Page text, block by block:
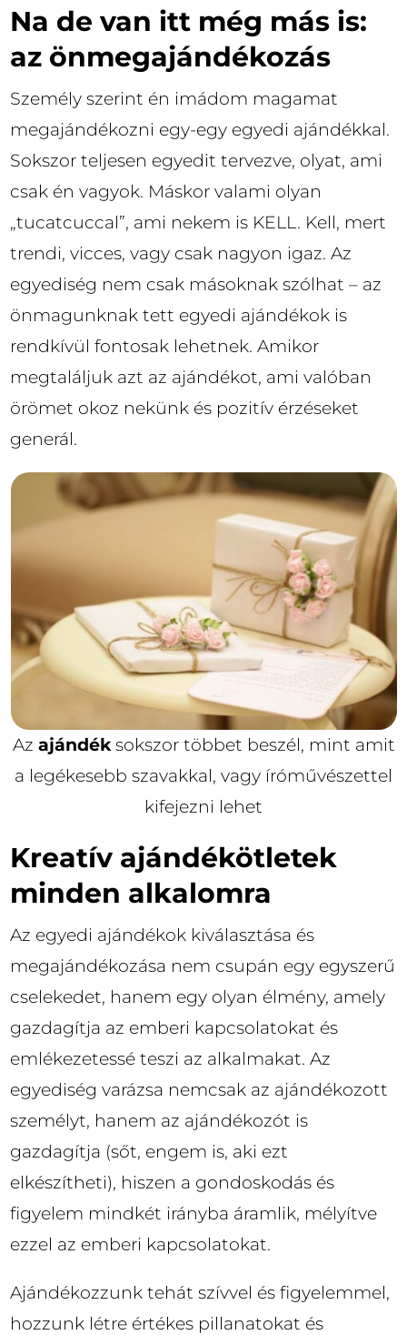
Na de van itt még más is:
az önmegajándékozás
Személy szerint én imádom magamat
megajándékozni egy-egy egyedi ajándékkal.
Sokszor teljesen egyedit tervezve, olyat, ami
csak én vagyok. Máskor valami olyan
„tucatcuccal”, ami nekem is KELL. Kell, mert
trendi, vicces, vagy csak nagyon igaz. Az
egyediség nem csak másoknak szólhat – az
önmagunknak tett egyedi ajándékok is
rendkívül fontosak lehetnek. Amikor
megtaláljuk azt az ajándékot, ami valóban
örömet okoz nekünk és pozitív érzéseket
generál.
Az ajándéksokszor többet beszél, mint amit
a legékesebb szavakkal, vagy íróművészettel
kifejezni lehet
Kreatív ajándékötletek
minden alkalomra
Az egyedi ajándékok kiválasztása és
megajándékozása nem csupán egy egyszerű
cselekedet, hanem egy olyan élmény, amely
gazdagítja az emberi kapcsolatokat és
emlékezetessé teszi az alkalmakat. Az
egyediség varázsa nemcsak az ajándékozott
személyt, hanem az ajándékozót is
gazdagítja (sőt, engem is, aki ezt
elkészítheti), hiszen a gondoskodás és
figyelem mindkét irányba áramlik, mélyítve
ezzel az emberi kapcsolatokat.
Ajándékozzunk tehát szívvel és figyelemmel,
hozzunk létre értékes pillanatokat és